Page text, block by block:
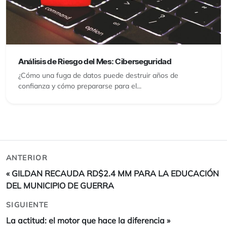
Análisis de Riesgo del Mes: Ciberseguridad
¿Cómo una fuga de datos puede destruir años de
confianza y cómo prepararse para el...
ANTERIOR
« GILDAN RECAUDA RD$2.4 MM PARA LA EDUCACIÓN
DEL MUNICIPIO DE GUERRA
SIGUIENTE
La actitud: el motor que hace la diferencia »